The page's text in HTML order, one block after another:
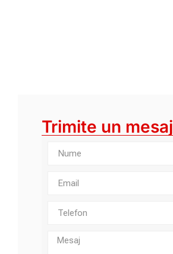
Trimite un mesaj